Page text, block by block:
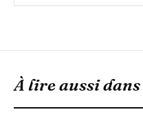
À lire aussi dans